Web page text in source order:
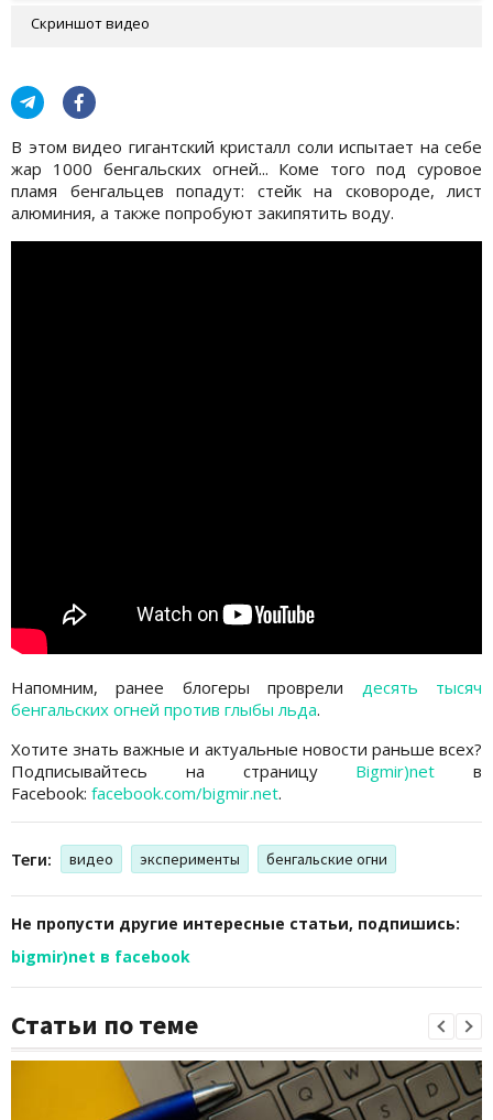
Скриншот видео
В этом видео гигантский кристалл соли испытает на себе
жар 1000 бенгальских огней... Коме того под суровое
пламя бенгальцев попадут: стейк на сковороде, лист
алюминия, а также попробуют закипятить воду.
Напомним, ранее блогеры проврели десять тысяч
бенгальских огней против глыбы льда.
Хотите знать важные и актуальные новости раньше всех?
Подписывайтесь на страницу Bigmir)net в
Facebook: facebook.com/bigmir.net.
Теги: видео эксперименты бенгальские огни
Не пропусти другие интересные статьи, подпишись:
bigmir)net в facebook
Статьи по теме